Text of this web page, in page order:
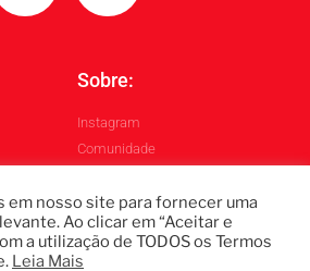
Sobre:
Instagram
Comunidade
os Direitos Reservados ©
- Lukas Blindado
em nosso site para fornecer uma
Ao clicar em “Aceitar e
a utilização de TODOS os Termos
Leia Mais